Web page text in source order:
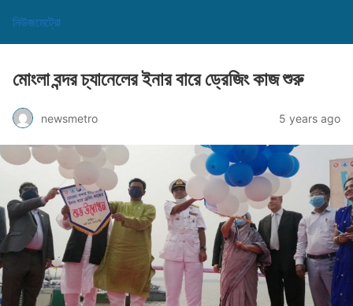
নিউজমেট্রো
মোংলা বন্দর চ্যানেলের ইনার বারে ড্রেজিং কাজ শুরু
newsmetro 5 years ago